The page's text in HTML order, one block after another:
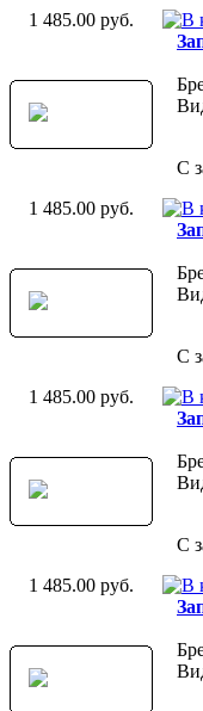
1 485.00 руб.
С
1 485.00 руб.
С
1 485.00 руб.
С
1 485.00 руб.